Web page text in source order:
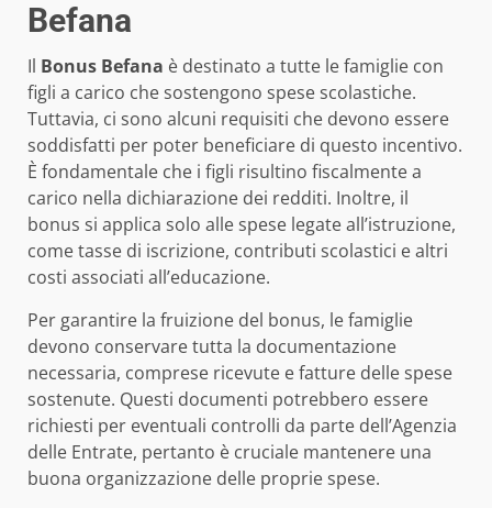
Befana
Il Bonus Befana è destinato a tutte le famiglie con
figli a carico che sostengono spese scolastiche.
Tuttavia, ci sono alcuni requisiti che devono essere
soddisfatti per poter beneficiare di questo incentivo.
È fondamentale che i figli risultino fiscalmente a
carico nella dichiarazione dei redditi. Inoltre, il
bonus si applica solo alle spese legate all’istruzione,
come tasse di iscrizione, contributi scolastici e altri
costi associati all’educazione.
Per garantire la fruizione del bonus, le famiglie
devono conservare tutta la documentazione
necessaria, comprese ricevute e fatture delle spese
sostenute. Questi documenti potrebbero essere
richiesti per eventuali controlli da parte dell’Agenzia
delle Entrate, pertanto è cruciale mantenere una
buona organizzazione delle proprie spese.